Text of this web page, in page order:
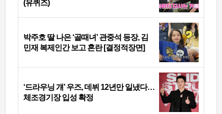
(유퀴즈)
박주호 딸 나은 ‘골때녀’ 관중석 등장, 김
민재 복제인간 보고 혼란 [결정적장면]
‘드라우닝 걔’ 우즈, 데뷔 12년만 일냈다…
체조경기장 입성 확정